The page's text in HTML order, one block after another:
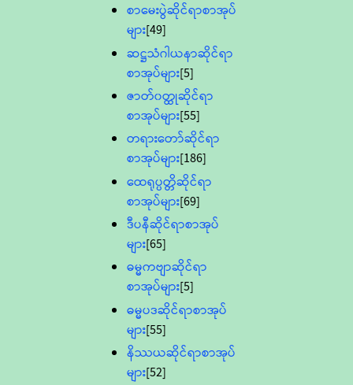
စာမေးပွဲဆိုင်ရာစာအုပ်
များ[49]
ဆဋ္ဌသံဂါယနာဆိုင်ရာ
စာအုပ်များ[5]
ဇာတ်၀တ္ထုဆိုင်ရာ
စာအုပ်များ[55]
တရားတော်ဆိုင်ရာ
စာအုပ်များ[186]
ထေရုပ္ပတ္တိဆိုင်ရာ
စာအုပ်များ[69]
ဒီပနီဆိုင်ရာစာအုပ်
များ[65]
ဓမ္မကဗျာဆိုင်ရာ
စာအုပ်များ[5]
ဓမ္မပဒဆိုင်ရာစာအုပ်
များ[55]
နိဿယဆိုင်ရာစာအုပ်
များ[52]